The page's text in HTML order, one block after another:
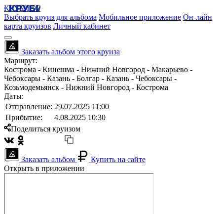
КРУБИСС
Выбрать круиз для альбома Мобильное приложение Он-лайн
карта круизов Личный кабинет
Заказать альбом этого круиза
Маршрут:
Кострома - Кинешма - Нижний Новгород - Макарьево -
Чебоксары - Казань - Болгар - Казань - Чебоксары -
Козьмодемьянск - Нижний Новгород - Кострома
Даты:
Отправление: 29.07.2025 11:00
Прибытие:
4.08.2025 10:30
Поделиться круизом
Заказать альбом
Купить на сайте
Открыть в приложении